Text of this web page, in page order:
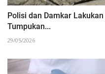
Polisi dan Damkar
Tumpukan...
29/05/2026